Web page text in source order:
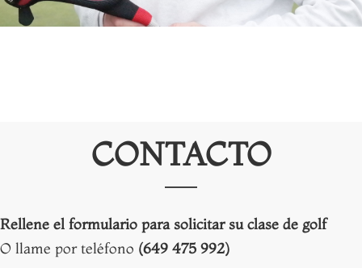
CONTACTO
Rellene el formulario para solicitar su clase de golf
O llame por teléfono (649 475 992)